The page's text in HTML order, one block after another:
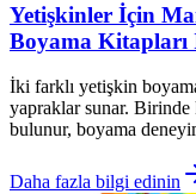
Yetişkinler İçin
Boyama Kitapları
İki farklı yetişkin
yapraklar sunar. Birinde
bulunur, boyama
Daha fazla bilgi edinin